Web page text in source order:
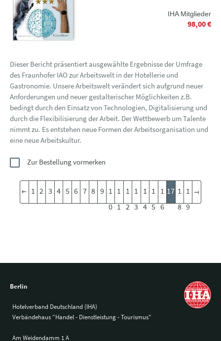
IHA Mitglieder
98,00 €
Dieser Bericht präsentiert ausgewählte Ergebnisse der Umfrage
des Fraunhofer IAO zur Arbeitswelt in der Hotellerie und
Gastronomie. Unsere Arbeitswelt verändert sich aufgrund neuer
Anforderungen und neuer gestalterischer Möglichkeiten z.B.
bedingt durch den Einsatz von Technologien, Digitalisierung und
durch die Flexibilisierung der Arbeit. Der Wettbewerb um Talente
nimmt zu. Es entstehen neue Formen der Arbeitsorganisation und
eine neue Arbeitskultur.
Zur Bestellung vormerken
1 2 3 4 5 6 7 8 9 1
0
1
1
1
2
1
3
1
4
1
5
1
6
17 1
8
1
9
Berlin
Hotelverband Deutschland (IHA)
Verbändehaus "Handel - Dienstleistung - Tourismus"
Am Weidendamm 1 A